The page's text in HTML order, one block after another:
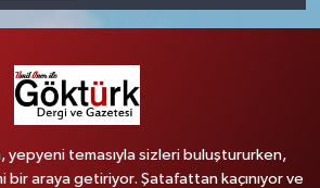
temasıyla sizleri buluştururken,
bir araya getiriyor. Şatafattan kaçınıyor ve